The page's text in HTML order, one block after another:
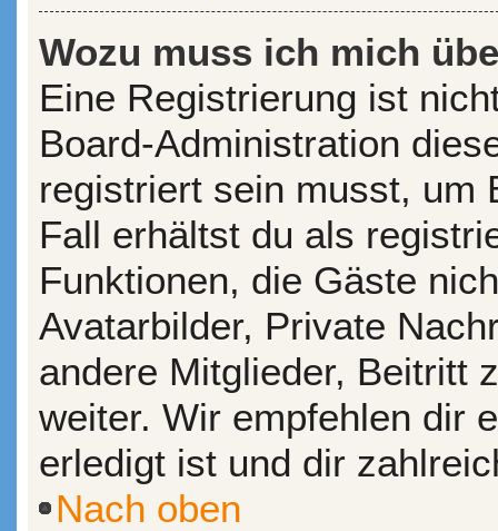
Wozu muss ich mich
Eine Registrierung ist
Board-Administration
registriert sein musst, um
Fall erhältst du als
Funktionen, die Gäste
Avatarbilder, Private
andere Mitglieder, Beitritt
weiter. Wir empfehlen dir
erledigt ist und dir
Nach oben